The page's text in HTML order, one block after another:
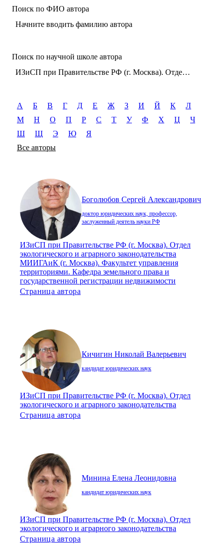
Поиск по ФИО автора
Начните вводить фамилию автора
Поиск по научной школе автора
ИЗиСП при Правительстве РФ (г. Москва). Отдел экологического и аграрного законодательства
А Б В Г Д Е Ж З И Й К
Л
М
Н О П Р С Т У Ф Х Ц
Ч
Ш
Щ Э Ю
Я
Все авторы
Боголюбов Сергей Александрович
доктор юридических наук, профессор,
заслуженный деятель науки РФ
ИЗиСП при Правительстве РФ (г. Москва). Отдел
экологического и аграрного законодательства
МИИГАиК (г. Москва). Факультет управления
территориями. Кафедра земельного права и
государственной регистрации недвижимости
Страница автора
Кичигин Николай Валерьевич
кандидат юридических наук
ИЗиСП при Правительстве РФ (г. Москва). Отдел
экологического и аграрного законодательства
Страница автора
Минина Елена Леонидовна
кандидат юридических наук
ИЗиСП при Правительстве РФ (г. Москва). Отдел
экологического и аграрного законодательства
Страница автора